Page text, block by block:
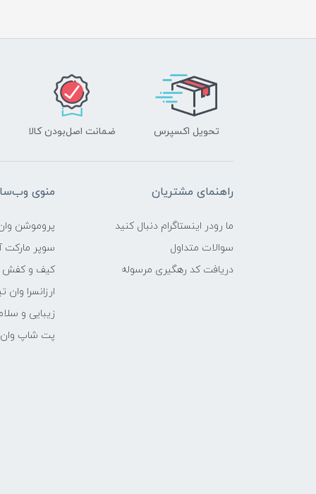
تحویل اکسپرس ضمانت اصل‌بودن کالا
راهنمای مشتریان
ما رودر اینستاگرام دنبال کنید
سوالات متداول
دریافت کد رهگیری مرسوله
منوی
پروموشن
سوپر مارکت
کیف و کفش
ارزانسرا وان
زیبایی و
پت شاپ وان